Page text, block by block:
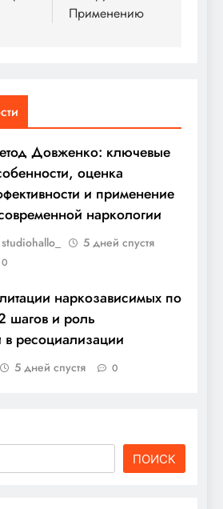
Применению
Довженко: ключевые
оценка
и применение
наркологии
studiohallo_ 5 дней спустя
0
наркозависимых по
шагов и роль
в ресоциализации
5 дней спустя 0
ПОИСК